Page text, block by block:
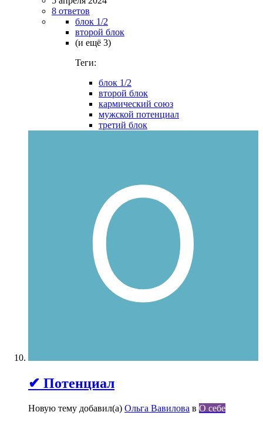
8 ответов
блок 1/2
второй блок
(и ещё 3)
Теги:
блок 1/2
второй блок
кармический союз
мужской потенциал
третий блок
✔ Потенциал
Новую тему добавил(а) Ольга Вавилова в О себе